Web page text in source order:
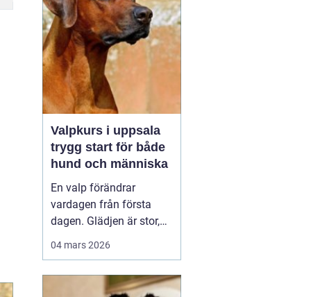
strukturerad träning kan
både arbets- och
sällskapshundar ut...
Valpkurs i uppsala
trygg start för både
hund och människa
En valp förändrar
vardagen från första
dagen. Glädjen är stor,
följsam och social hund.
04 mars 2026